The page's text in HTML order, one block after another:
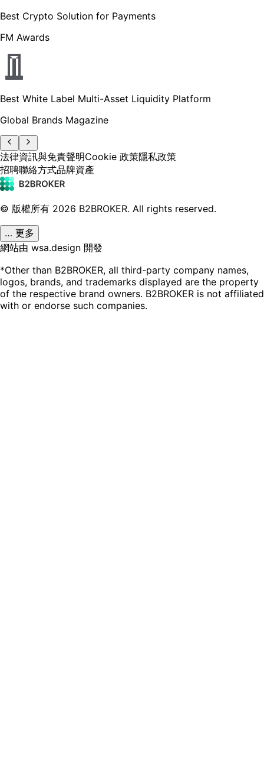
Best Crypto Solution for Payments
FM Awards
Best White Label Multi-Asset Liquidity Platform
Global Brands Magazine
法律資訊與免責聲明Cookie 政策隱私政策
招聘聯絡方式品牌資產
© 版權所有 2026 B2BROKER. All rights reserved.
… 更多
網站由 wsa.design 開發
*Other than B2BROKER, all third-party company names,
logos, brands, and trademarks displayed are the property
of the respective brand owners. B2BROKER is not affiliated
with or endorse such companies.